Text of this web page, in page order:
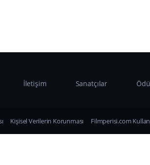
İletişim Sanatçılar
Kişisel Verilerin Korunması Filmperisi.com